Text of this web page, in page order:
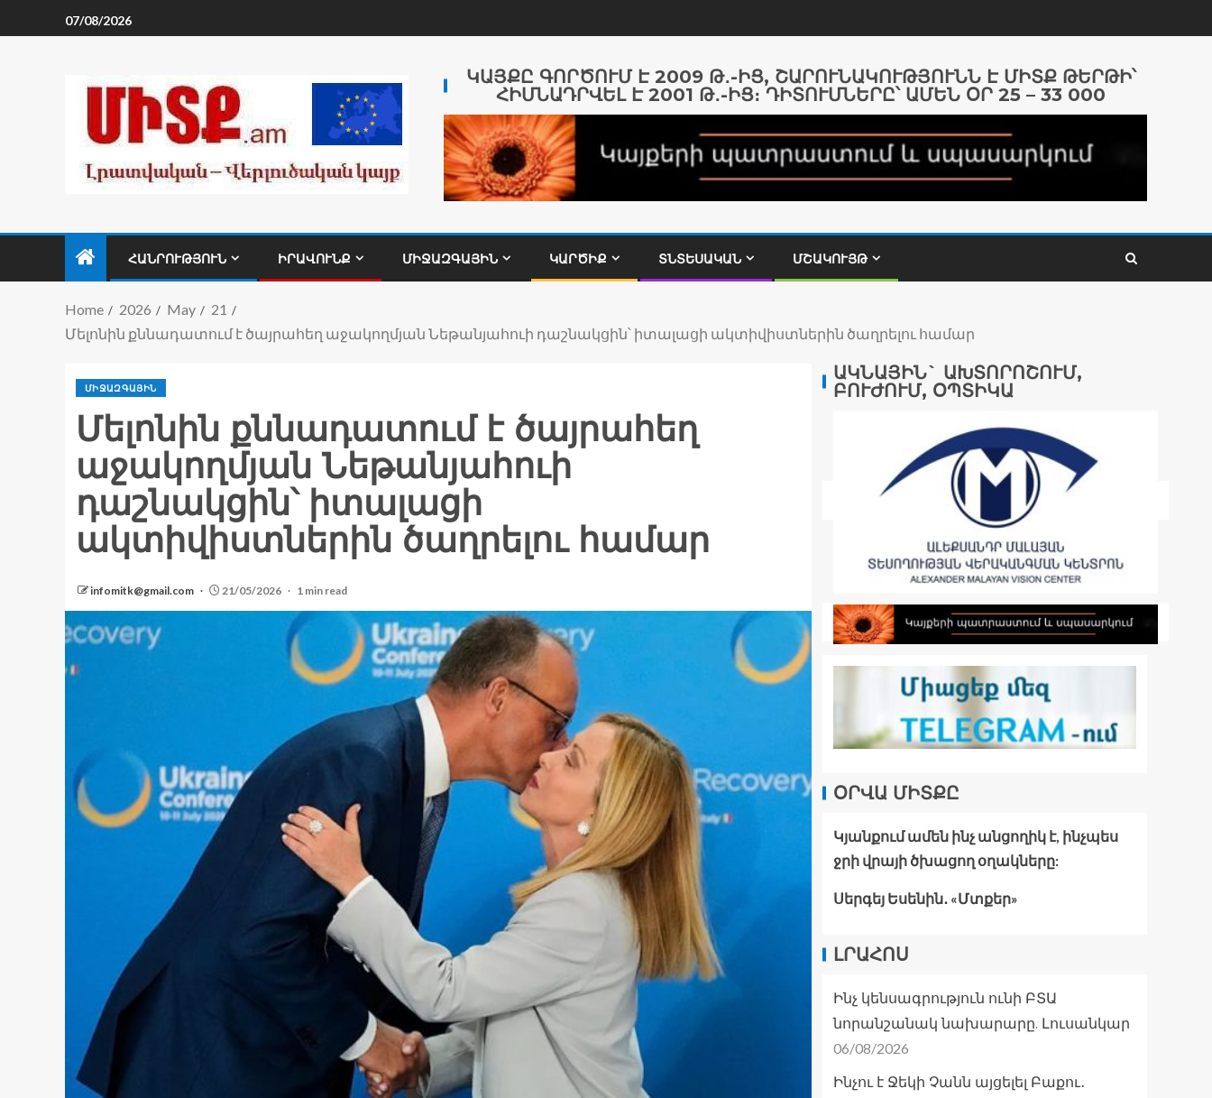
07/08/2026
ԿԱՅՔԸ ԳՈՐԾՈՒՄ Է 2009 Թ․-ԻՑ, ՇԱՐՈՒՆԱԿՈՒԹՅՈՒՆՆ Է ՄԻՏՔ ԹԵՐԹԻ՝
ՀԻՄՆԱԴՐՎԵԼ Է 2001 Թ․-ԻՑ։ ԴԻՏՈՒՄՆԵՐԸ՝ ԱՄԵՆ ՕՐ 25 – 33 000
ՀԱՆՐՈՒԹՅՈՒՆ ԻՐԱՎՈՒՆՔ ՄԻՋԱԶԳԱՅԻՆ ԿԱՐԾԻՔ ՏՆՏԵՍԱԿԱՆ ՄՇԱԿՈՒՅԹ
Home 2026 May
21
Մելոնին քննադատում է ծայրահեղ աջակողմյան Նեթանյահուի դաշնակցին՝ իտալացի ակտիվիստներին ծաղրելու համար
ՄԻՋԱԶԳԱՅԻՆ
Մելոնին քննադատում է ծայրահեղ
աջակողմյան Նեթանյահուի
դաշնակցին՝ իտալացի
ակտիվիստներին ծաղրելու համար
infomitk@gmail.com 21/05/2026 1 min read
ԱԿՆԱՅԻՆ` ԱԽՏՈՐՈՇՈՒՄ,
ԲՈՒԺՈՒՄ, ՕՊՏԻԿԱ
ՕՐՎԱ ՄԻՏՔԸ
Կյանքում ամեն ինչ անցողիկ է, ինչպես
ջրի վրայի ծխացող օղակները:
Սերգեյ Եսենին․ «Մտքեր»
ԼՐԱՀՈՍ
Ինչ կենսագրություն ունի ԲՏԱ
նորանշանակ նախարարը. Լուսանկար
06/08/2026
Ինչու է Ջեկի Չանն այցելել Բաքու․